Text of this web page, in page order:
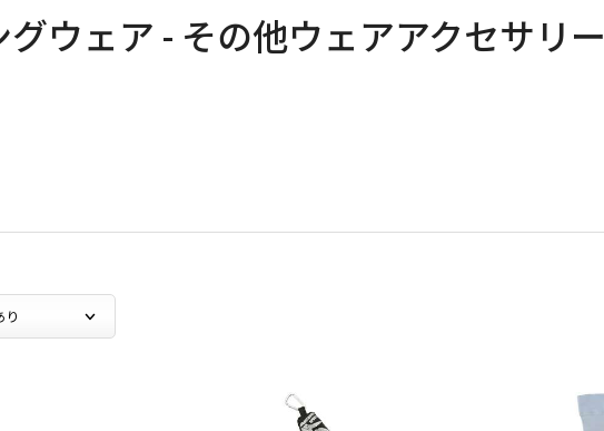
ウェア - その他ウェアアクセサリー